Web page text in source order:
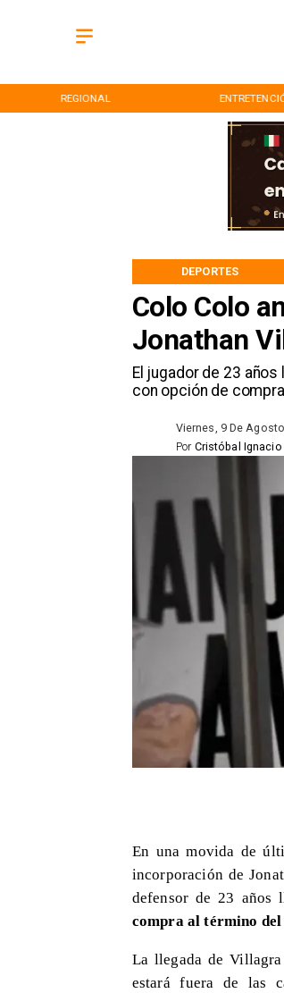
REGIONAL
Colo Colo
Jonathan
​El jugador de 23
con opción de
DEPORTES
Viernes, 9 De
Cristóbal
Por
En una movida de
incorporación de
defensor de 23 años
compra al término
La llegada de
estará fuera de las